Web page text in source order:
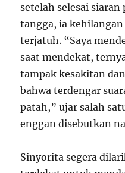
setelah selesai
tangga, ia
terjatuh. “Saya
saat mendekat,
tampak kesakitan
bahwa terdengar
patah,” ujar salah
enggan disebutkan
Sinyorita segera